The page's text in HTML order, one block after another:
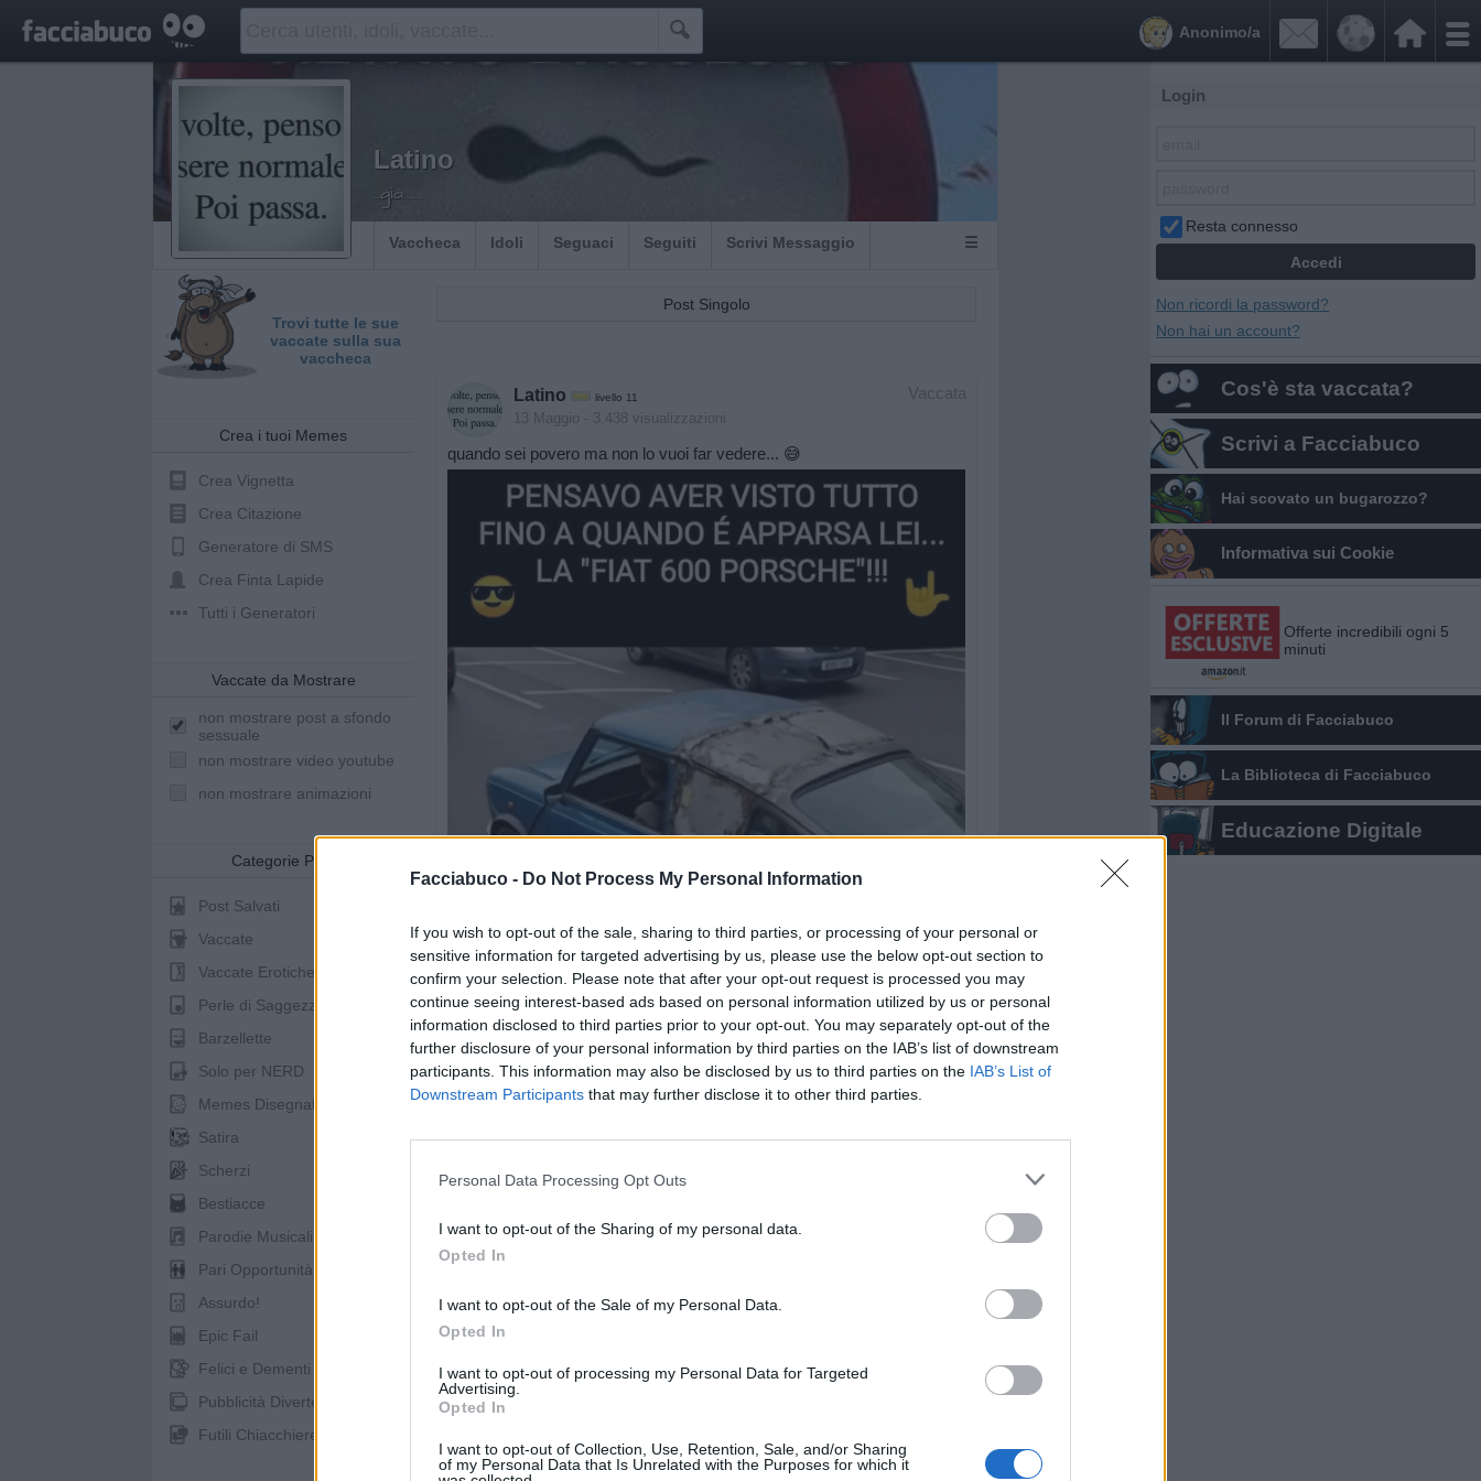
Facciabuco - Do Not Process My Personal Information
If you wish to opt-out of the sale, sharing to third parties, or processing of your personal or
sensitive information for targeted advertising by us, please use the below opt-out section to
confirm your selection. Please note that after your opt-out request is processed you may
continue seeing interest-based ads based on personal information utilized by us or personal
information disclosed to third parties prior to your opt-out. You may separately opt-out of the
further disclosure of your personal information by third parties on the IAB’s list of downstream
participants. This information may also be disclosed by us to third parties on the IAB’s List of
Downstream Participants that may further disclose it to other third parties.
Personal Data Processing Opt Outs
I want to opt-out of the Sharing of my personal data.
Opted In
I want to opt-out of the Sale of my Personal Data.
Opted In
I want to opt-out of processing my Personal Data for Targeted
Advertising.
Opted In
I want to opt-out of Collection, Use, Retention, Sale, and/or Sharing
of my Personal Data that Is Unrelated with the Purposes for which it
 

Anonimo/a
Latino
..già......
Vaccheca Idoli Seguaci Seguiti Scrivi Messaggio ☰
Trovi tutte le sue
vaccate sulla sua
vaccheca
Crea i tuoi Memes
Crea Vignetta
Crea Citazione
Generatore di SMS
Crea Finta Lapide
Tutti i Generatori
Vaccate da Mostrare
non mostrare post a sfondo
sessuale
non mostrare video youtube
non mostrare animazioni
Categorie Post
Post Salvati
Vaccate
Vaccate Erotiche
Perle di Saggezza
Barzellette
Solo per NERD
Memes Disegnati
Satira
Scherzi
Bestiacce
Parodie Musicali
Pari Opportunità
Assurdo!
Epic Fail
Felici e Dementi
Pubblicità Divertenti
Futili Chiacchiere
Post Singolo
Vaccata
Latino livello 11
13 Maggio - 3.438 visualizzazioni
quando sei povero ma non lo vuoi far vedere... 😅
Stime: 11  Commenti: 5
pubblicità
Login
Resta connesso
Non ricordi la password?
Non hai un account?
Cos'è sta vaccata?
Scrivi a Facciabuco
Hai scovato un bugarozzo?
Informativa sui Cookie
Offerte incredibili ogni 5
minuti
Il Forum di Facciabuco
La Biblioteca di Facciabuco
Educazione Digitale